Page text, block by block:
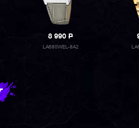
8 990P
LA680WEL-8A2